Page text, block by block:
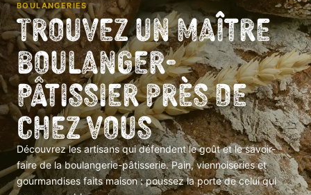
BOULANGERIES
Trouvez un Maître
Boulanger-
Pâtissier près de
chez vous
Découvrez les artisans qui défendent le goût et le savoir-
faire de la boulangerie-pâtisserie. Pain, viennoiseries et
gourmandises faits maison : poussez la porte de celui qui